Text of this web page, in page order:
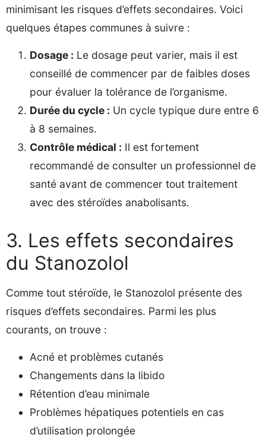
minimisant les risques d’effets secondaires. Voici
quelques étapes communes à suivre :
Dosage : Le dosage peut varier, mais il est
conseillé de commencer par de faibles doses
pour évaluer la tolérance de l’organisme.
Durée du cycle : Un cycle typique dure entre 6
à 8 semaines.
Contrôle médical : Il est fortement
recommandé de consulter un professionnel de
santé avant de commencer tout traitement
avec des stéroïdes anabolisants.
3. Les effets secondaires
du Stanozolol
Comme tout stéroïde, le Stanozolol présente des
risques d’effets secondaires. Parmi les plus
courants, on trouve :
Acné et problèmes cutanés
Changements dans la libido
Rétention d’eau minimale
Problèmes hépatiques potentiels en cas
d’utilisation prolongée